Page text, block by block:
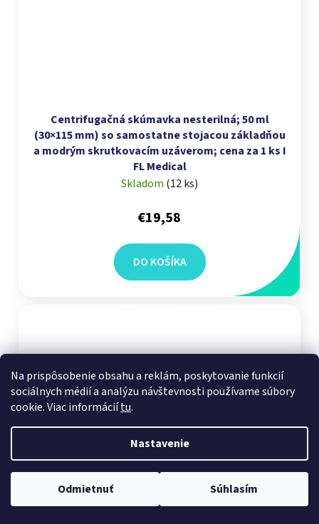
Na prispôsobenie obsahu a reklám, poskytovanie funkcií
sociálnych médií a analýzu návštevnosti používame súbory
cookie. Viac informáciítu.
Nastavenie
Odmietnuť Súhlasím
Centrifugačná skúmavka nesterilná; 50 ml
(30×115 mm) so samostatne stojacou základňou
a modrým skrutkovacím uzáverom; cena za 1 ks I
FL Medical
Skladom (12 ks)
€19,58
DO KOŠÍKA